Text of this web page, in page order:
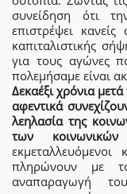
συνείδηση ότι
επιστρέψει
καπιταλιστικής
για τους αγώνες
πολεμήσαμε είναι
Δεκαέξι χρόνια
αφεντικά
λεηλασία της
των
εκμεταλλευόμενοι
πληρώνουν με
αναπαραγωγή